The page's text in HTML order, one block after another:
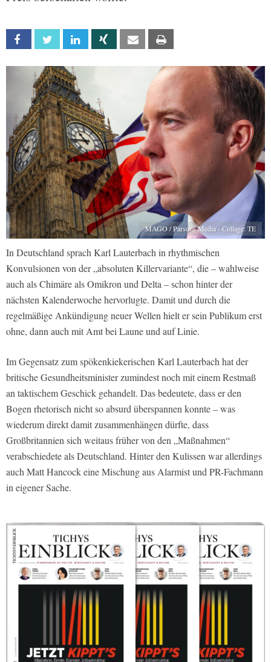
Facebook Twitter Linkedin Xing Email
MAGO / Parsons Media - Collage: TE
In Deutschland sprach Karl Lauterbach in rhythmischen
Konvulsionen von der „absoluten Killervariante“, die – wahlweise
auch als Chimäre als Omikron und Delta – schon hinter der
nächsten Kalenderwoche hervorlugte. Damit und durch die
regelmäßige Ankündigung neuer Wellen hielt er sein Publikum erst
ohne, dann auch mit Amt bei Laune und auf Linie.
Im Gegensatz zum spökenkiekerischen Karl Lauterbach hat der
britische Gesundheitsminister zumindest noch mit einem Restmaß
an taktischem Geschick gehandelt. Das bedeutete, dass er den
Bogen rhetorisch nicht so absurd überspannen konnte – was
wiederum direkt damit zusammenhängen dürfte, dass
Großbritannien sich weitaus früher von den „Maßnahmen“
verabschiedete als Deutschland. Hinter den Kulissen war allerdings
auch Matt Hancock eine Mischung aus Alarmist und PR-Fachmann
in eigener Sache.